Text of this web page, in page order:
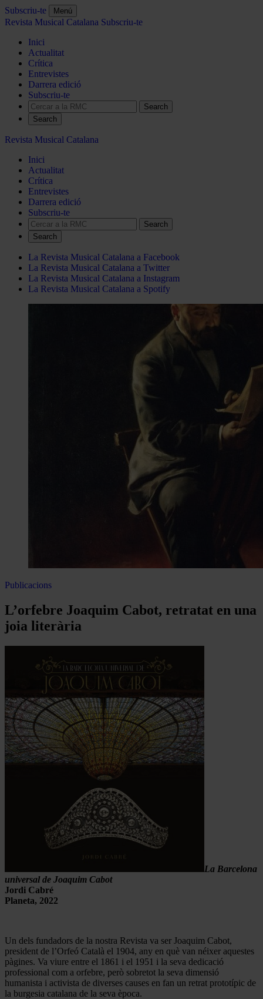
Subscriu-te Menú
Revista Musical Catalana Subscriu-te
Inici
Actualitat
Crítica
Entrevistes
Darrera edició
Subscriu-te
Search
Revista Musical Catalana
Inici
Actualitat
Crítica
Entrevistes
Darrera edició
Subscriu-te
Search
La Revista Musical Catalana a Facebook
La Revista Musical Catalana a Twitter
La Revista Musical Catalana a Instagram
La Revista Musical Catalana a Spotify
Publicacions
L’orfebre Joaquim Cabot, retratat en una
joia literària
La Barcelona
universal de Joaquim Cabot
Jordi Cabré
Planeta, 2022
Un dels fundadors de la nostra Revista va ser Joaquim Cabot,
president de l’Orfeó Català el 1904, any en què van néixer aquestes
pàgines. Va viure entre el 1861 i el 1951 i la seva dedicació
professional com a orfebre, però sobretot la seva dimensió
humanista i activista de diverses causes en fan un retrat prototípic de
la burgesia catalana de la seva època.